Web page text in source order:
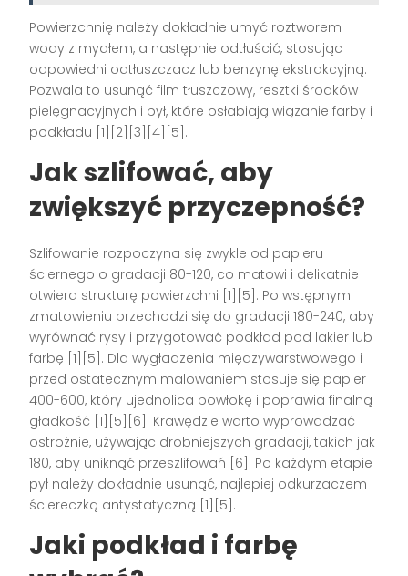
Powierzchnię należy dokładnie umyć roztworem
wody z mydłem, a następnie odtłuścić, stosując
odpowiedni odtłuszczacz lub benzynę ekstrakcyjną.
Pozwala to usunąć film tłuszczowy, resztki środków
pielęgnacyjnych i pył, które osłabiają wiązanie farby i
podkładu [1][2][3][4][5].
Jak szlifować, aby
zwiększyć przyczepność?
Szlifowanie rozpoczyna się zwykle od papieru
ściernego o gradacji 80-120, co matowi i delikatnie
otwiera strukturę powierzchni [1][5]. Po wstępnym
zmatowieniu przechodzi się do gradacji 180-240, aby
wyrównać rysy i przygotować podkład pod lakier lub
farbę [1][5]. Dla wygładzenia międzywarstwowego i
przed ostatecznym malowaniem stosuje się papier
400-600, który ujednolica powłokę i poprawia finalną
gładkość [1][5][6]. Krawędzie warto wyprowadzać
ostrożnie, używając drobniejszych gradacji, takich jak
180, aby uniknąć przeszlifowań [6]. Po każdym etapie
pył należy dokładnie usunąć, najlepiej odkurzaczem i
ściereczką antystatyczną [1][5].
Jaki podkład i farbę